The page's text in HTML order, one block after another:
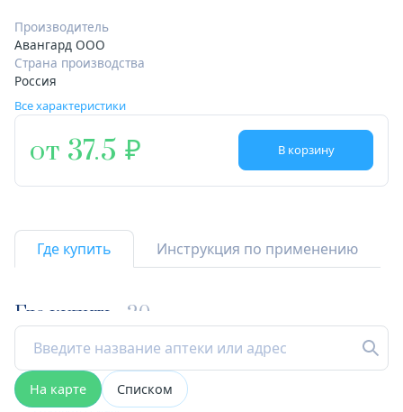
Производитель
Авангард ООО
Страна производства
Россия
Все характеристики
от 37.5 В корзину
Где купить Инструкция по применению
Где купить 20
На карте Списком